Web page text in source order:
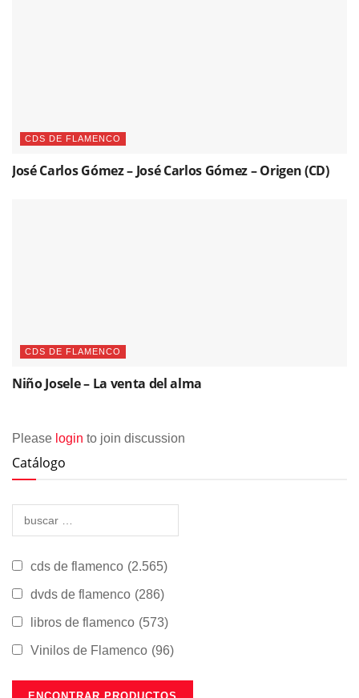
CDS DE FLAMENCO
José Carlos Gómez – José Carlos Gómez – Origen (CD)
CDS DE FLAMENCO
Niño Josele – La venta del alma
Please login to join discussion
Catálogo
cds de flamenco (2.565)
dvds de flamenco (286)
libros de flamenco (573)
Vinilos de Flamenco (96)